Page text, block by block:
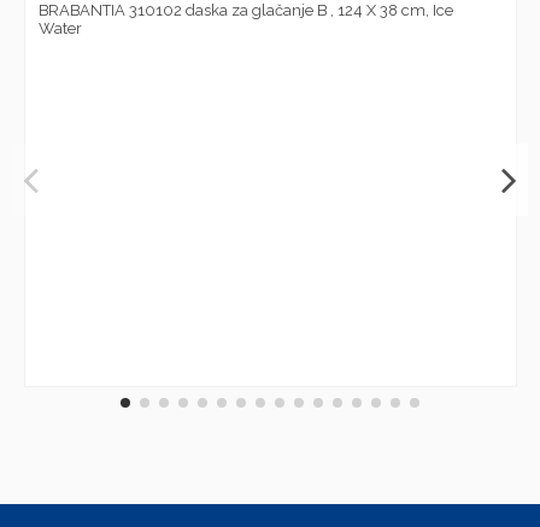
BRABANTIA 310102 daska za glačanje B , 124 X 38 cm, Ice
Water